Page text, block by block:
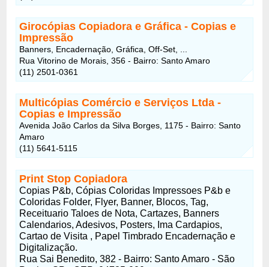
Girocópias Copiadora e Gráfica - Copias e
Impressão
Banners, Encadernação, Gráfica, Off-Set, ...
Rua Vitorino de Morais, 356 - Bairro: Santo Amaro
(11) 2501-0361
Multicópias Comércio e Serviços Ltda -
Copias e Impressão
Avenida João Carlos da Silva Borges, 1175 - Bairro: Santo
Amaro
(11) 5641-5115
Print Stop Copiadora
Copias P&b, Cópias Coloridas Impressoes P&b e
Coloridas Folder, Flyer, Banner, Blocos, Tag,
Receituario Taloes de Nota, Cartazes, Banners
Calendarios, Adesivos, Posters, Ima Cardapios,
Cartao de Visita , Papel Timbrado Encadernação e
Digitalização.
Rua Sai Benedito, 382 - Bairro: Santo Amaro - São